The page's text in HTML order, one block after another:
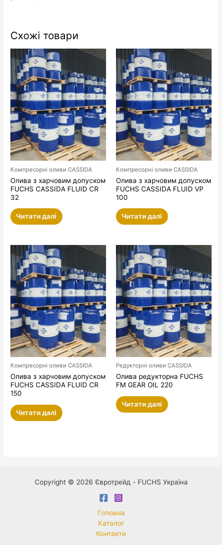
Схожі товари
Компресорні оливи CASSIDA
Олива з харчовим допуском
FUCHS CASSIDA FLUID CR
32
Читати далі
Компресорні оливи CASSIDA
Олива з харчовим допуском
FUCHS CASSIDA FLUID VP
100
Читати далі
Компресорні оливи CASSIDA
Олива з харчовим допуском
FUCHS CASSIDA FLUID CR
150
Читати далі
Редукторні оливи CASSIDA
Олива редукторна FUCHS
FM GEAR OIL 220
Читати далі
Copyright © 2026 Євротрейд - FUCHS Україна
Головна
Каталог
Контакти